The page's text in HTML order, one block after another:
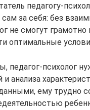
педагогу-
за себя: без
не смогут
оптимальные
педагог-психолог
и анализа
ему трудно